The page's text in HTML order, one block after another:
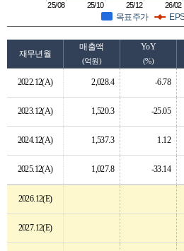
목표주가
25/08 25/10 25/12 26/02
재무년월
매출액
(억원)
YoY
(%)
2022.12(A) 2,028.4 -6.78
2023.12(A) 1,520.3 -25.05
2024.12(A) 1,537.3 1.12
2025.12(A) 1,027.8 -33.14
2026.12(E)
2027.12(E)